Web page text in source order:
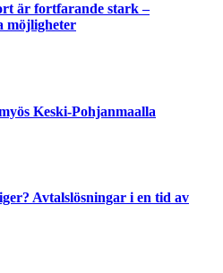
är fortfarande stark –
möjligheter
Keski-Pohjanmaalla
Avtalslösningar i en tid av